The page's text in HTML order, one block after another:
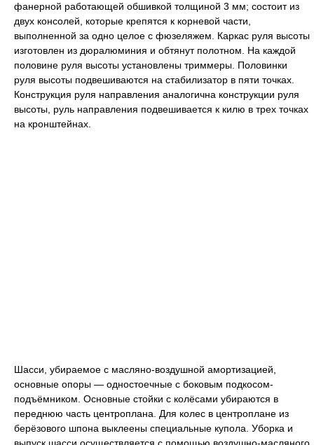
фанерной работающей обшивкой толщиной 3 мм; состоит из
двух консолей, которые крепятся к корневой части,
выполненной за одно целое с фюзеляжем. Каркас руля высоты
изготовлен из дюралюминия и обтянут полотном. На каждой
половине руля высоты установлены триммеры. Половинки
руля высоты подвешиваются на стабилизатор в пяти точках.
Конструкция руля направления аналогична конструкции руля
высоты, руль направления подвешивается к килю в трех точках
на кронштейнах.
Шасси, убираемое с масляно-воздушной амортизацией,
основные опоры — одностоечные с боковым подкосом-
подъёмником. Основные стойки с колёсами убираются в
переднюю часть центроплана. Для колес в центроплане из
берёзового шпона выклеены специальные купола. Уборка и